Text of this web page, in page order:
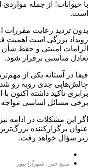
با حیوانات! از جمله
است.
بدون تردید رعایت مقررات
رویداد بزرگی است اهمیت
الزامات امنیتی و حفظ
تعادل مناسبی برقرار شود.
فیفا در آستانه یکی از
چالش‌هایی جدی روبه رو
برابری تأکید داشته اکنون
برخی مسائل اساسی
اگر این مشکلات در ادامه نیز
عنوان برگزارکننده
زیر سؤال خواهد رفت.
منبع خبر : شهرآرا نیوز